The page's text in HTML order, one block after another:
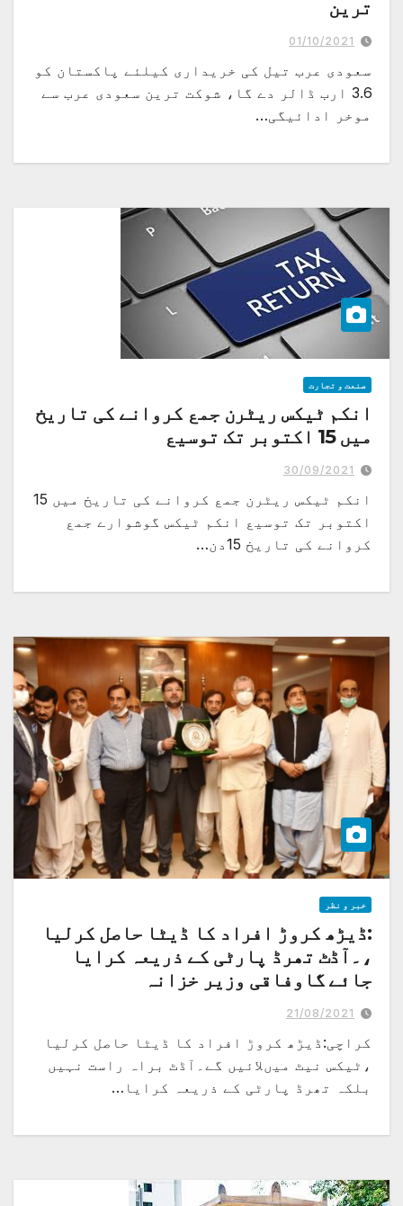
ترین
01/10/2021
سعودی عرب تیل کی خریداری کیلئے پاکستان کو
3.6 ارب ڈالر دے گا، شوکت ترین سعودی عرب سے
موخر ادائیگی…
صنعت و تجارت
انکم ٹیکس ریٹرن جمع کروانے کی تاریخ
میں 15 اکتوبر تک توسیع
30/09/2021
انکم ٹیکس ریٹرن جمع کروانے کی تاریخ میں 15
اکتوبر تک توسیع انکم ٹیکس گوشوارے جمع
کروانے کی تاریخ 15دن…
خبر و نظر
:ڈیڑھ کروڑ افراد کا ڈیٹا حاصل کرلیا
،۔آڈٹ تھرڈ پارٹی کے ذریعہ کرایا
جائے گاوفاقی وزیر خزانہ
21/08/2021
کراچی:ڈیڑھ کروڑ افراد کا ڈیٹا حاصل کرلیا
،ٹیکس نیٹ میںلائیں گے۔آڈٹ براہ راست نہیں
بلکہ تھرڈ پارٹی کے ذریعہ کرایا…